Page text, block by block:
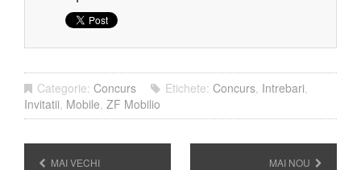
Categorie: Concurs Etichete: Concurs, Intrebari,
Invitatii, Mobile, ZF Mobilio
MAI VECHI MAI NOU